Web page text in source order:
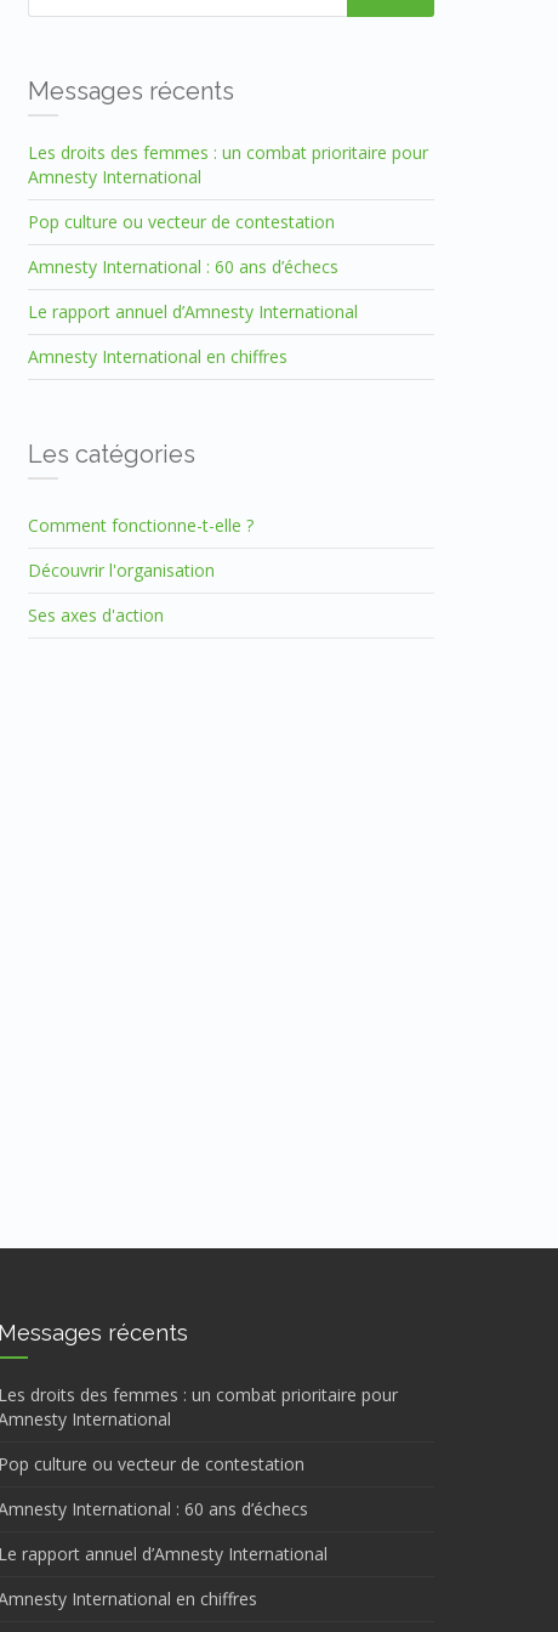
Messages récents
Les droits des femmes : un combat prioritaire pour
Amnesty International
Pop culture ou vecteur de contestation
Amnesty International : 60 ans d’échecs
Le rapport annuel d’Amnesty International
Amnesty International en chiffres
Les catégories
Comment fonctionne-t-elle ?
Découvrir l'organisation
Ses axes d'action
Messages récents
Les droits des femmes : un combat prioritaire pour
International
Pop culture ou vecteur de contestation
International : 60 ans d’échecs
Le rapport annuel d’Amnesty International
International en chiffres